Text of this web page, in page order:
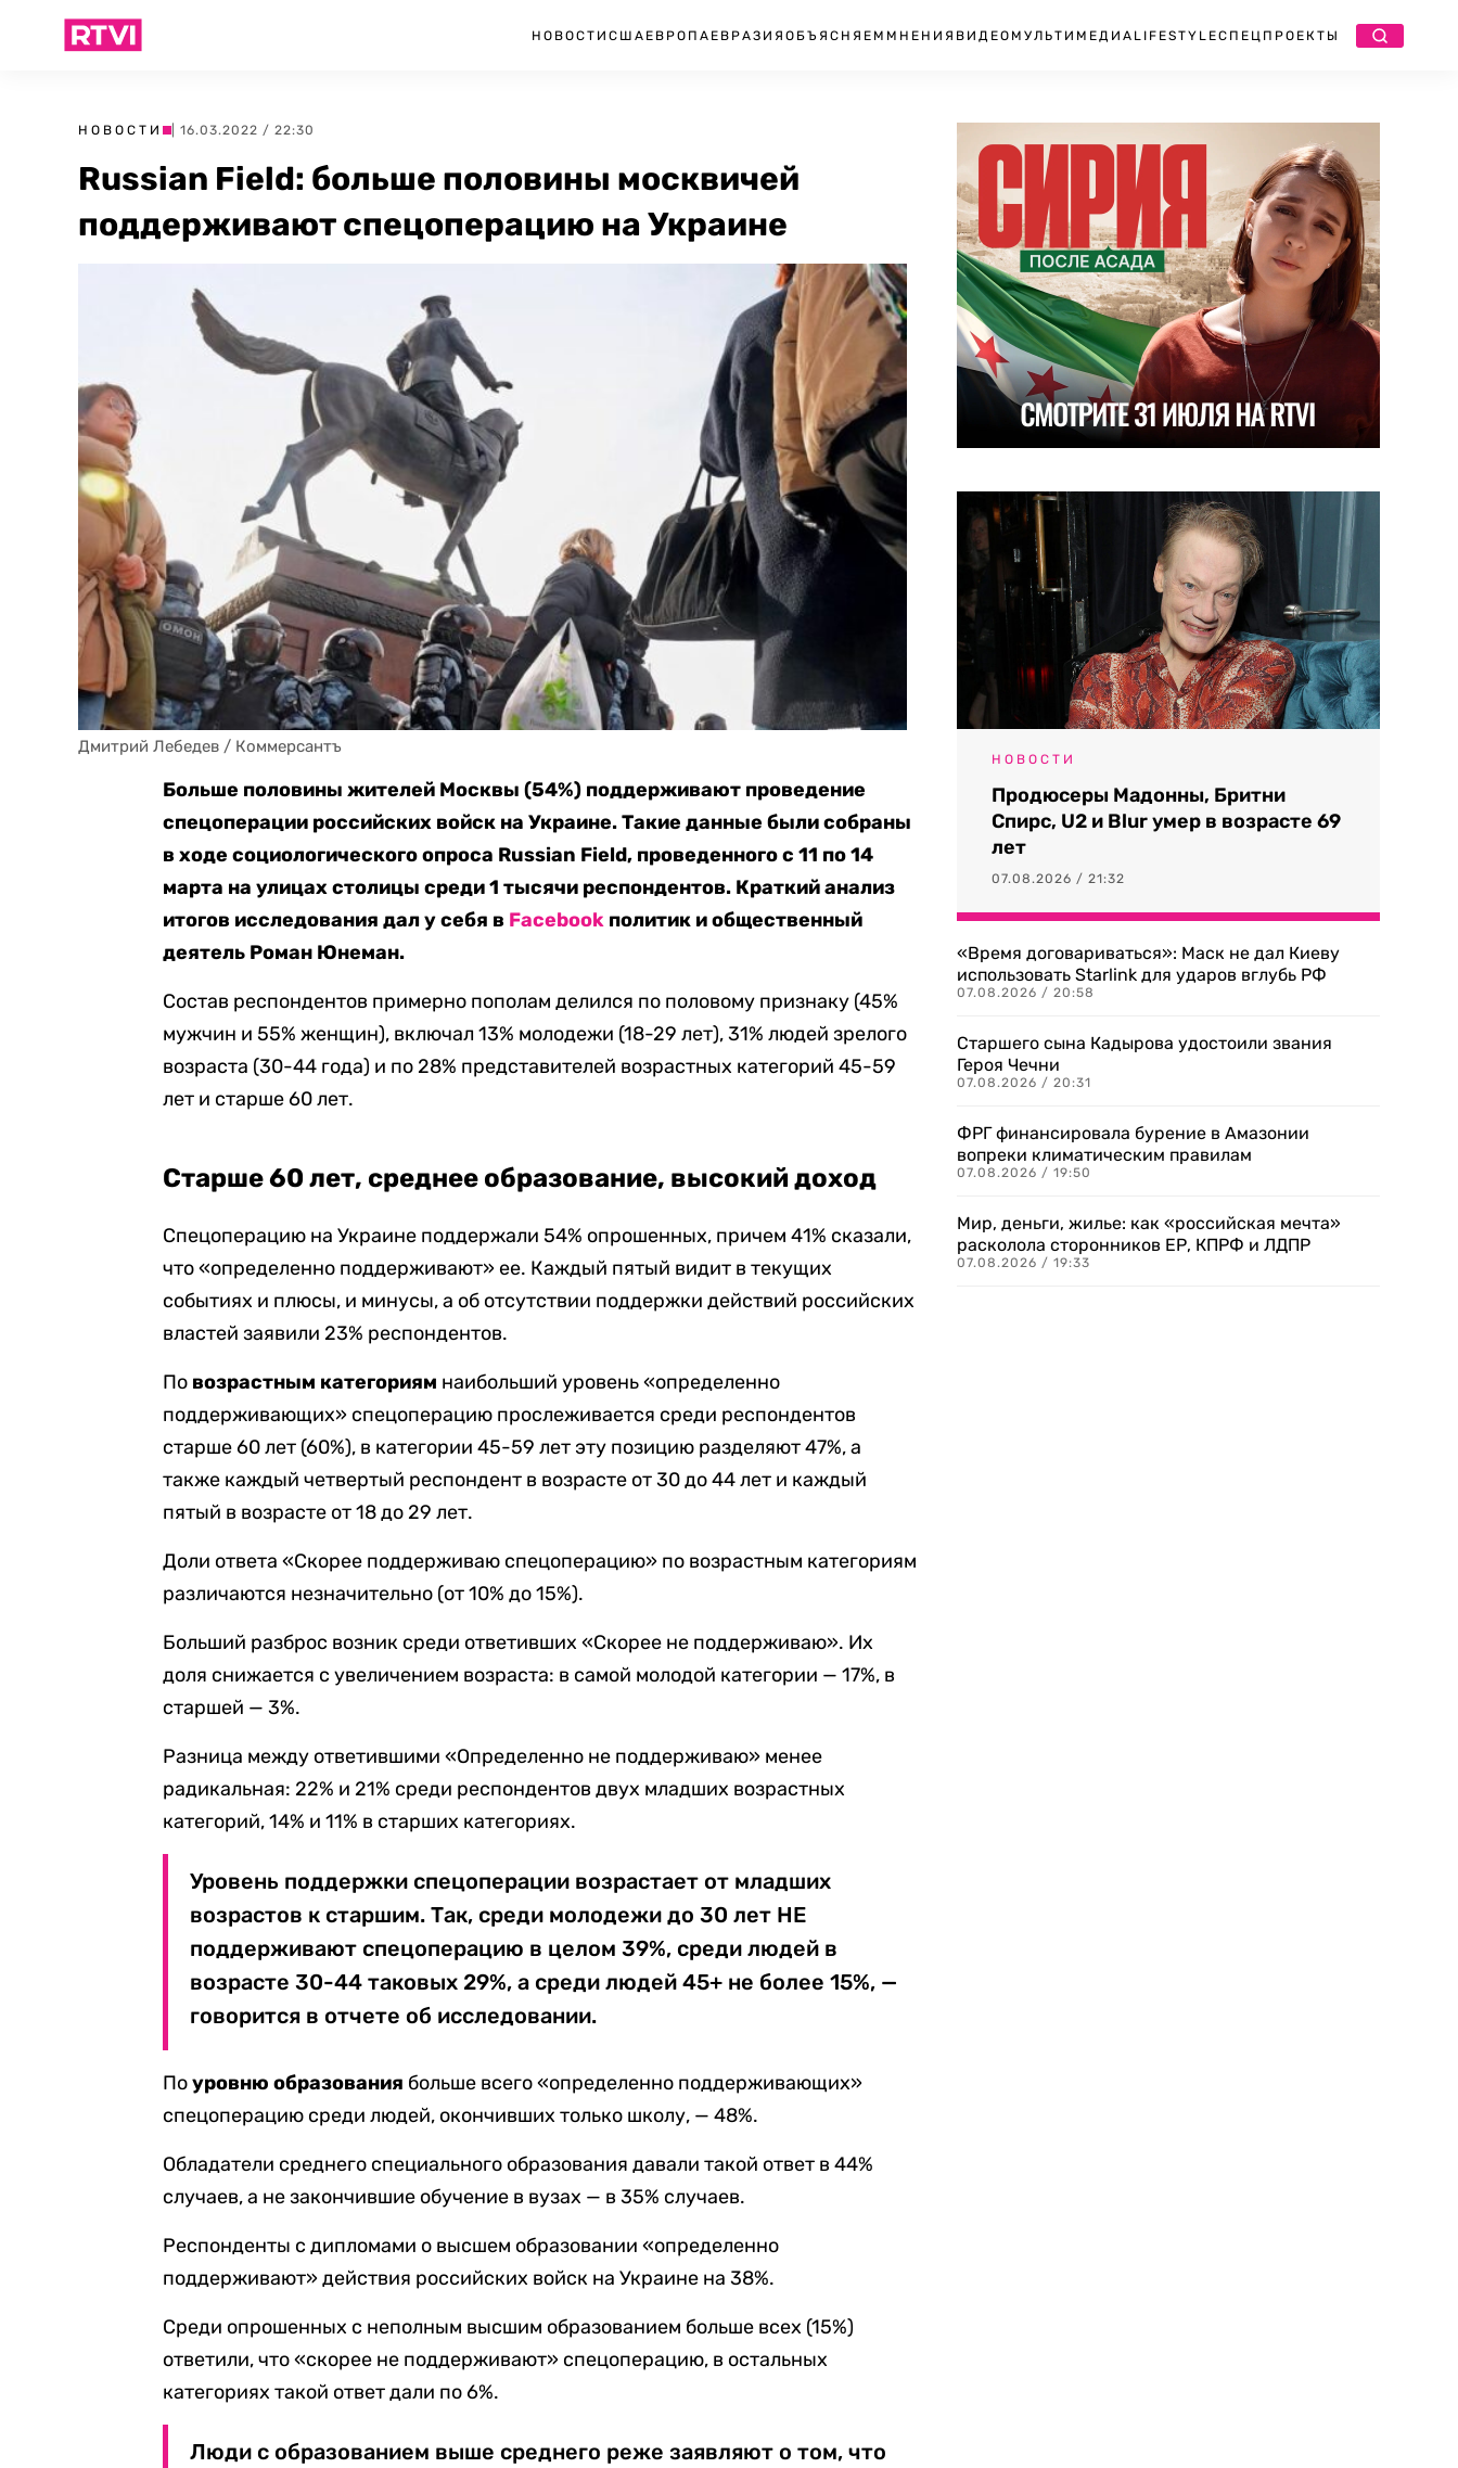
НОВОСТИ США ЕВРОПА ЕВРАЗИЯ ОБЪЯСНЯЕМ МНЕНИЯ ВИДЕО МУЛЬТИМЕДИА LIFESTYLEСПЕЦПРОЕКТЫ
НОВОСТИ | 16.03.2022 / 22:30
Russian Field: больше половины москвичей
поддерживают спецоперацию на Украине
Дмитрий Лебедев / Коммерсантъ
Больше половины жителей Москвы (54%) поддерживают проведение
спецоперации российских войск на Украине. Такие данные были собраны
в ходе социологического опроса Russian Field, проведенного с 11 по 14
марта на улицах столицы среди 1 тысячи респондентов. Краткий анализ
итогов исследования дал у себя в Facebook политик и общественный
деятель Роман Юнеман.
Состав респондентов примерно пополам делился по половому признаку (45%
мужчин и 55% женщин), включал 13% молодежи (18-29 лет), 31% людей зрелого
возраста (30-44 года) и по 28% представителей возрастных категорий 45-59
лет и старше 60 лет.
Старше 60 лет, среднее образование, высокий доход
Спецоперацию на Украине поддержали 54% опрошенных, причем 41% сказали,
что «определенно поддерживают» ее. Каждый пятый видит в текущих
событиях и плюсы, и минусы, а об отсутствии поддержки действий российских
властей заявили 23% респондентов.
По возрастным категориям наибольший уровень «определенно
поддерживающих» спецоперацию прослеживается среди респондентов
старше 60 лет (60%), в категории 45-59 лет эту позицию разделяют 47%, а
также каждый четвертый респондент в возрасте от 30 до 44 лет и каждый
пятый в возрасте от 18 до 29 лет.
Доли ответа «Скорее поддерживаю спецоперацию» по возрастным категориям
различаются незначительно (от 10% до 15%).
Больший разброс возник среди ответивших «Скорее не поддерживаю». Их
доля снижается с увеличением возраста: в самой молодой категории — 17%, в
старшей — 3%.
Разница между ответившими «Определенно не поддерживаю» менее
радикальная: 22% и 21% среди респондентов двух младших возрастных
категорий, 14% и 11% в старших категориях.
Уровень поддержки спецоперации возрастает от младших
возрастов к старшим. Так, среди молодежи до 30 лет НЕ
поддерживают спецоперацию в целом 39%, среди людей в
возрасте 30-44 таковых 29%, а среди людей 45+ не более 15%, —
говорится в отчете об исследовании.
Поуровню образования больше всего «определенно поддерживающих»
спецоперацию среди людей, окончивших только школу, — 48%.
Обладатели среднего специального образования давали такой ответ в 44%
случаев, а не закончившие обучение в вузах — в 35% случаев.
Респонденты с дипломами о высшем образовании «определенно
поддерживают» действия российских войск на Украине на 38%.
Среди опрошенных с неполным высшим образованием больше всех (15%)
ответили, что «скорее не поддерживают» спецоперацию, в остальных
категориях такой ответ дали по 6%.
Люди с образованием выше среднего реже заявляют о том, что
НОВОСТИ
Продюсеры Мадонны, Бритни
Спирс, U2 и Blur умер в возрасте 69
лет
07.08.2026 / 21:32
«Время договариваться»: Маск не дал Киеву
использовать Starlink для ударов вглубь РФ
07.08.2026 / 20:58
Старшего сына Кадырова удостоили звания
Героя Чечни
07.08.2026 / 20:31
ФРГ финансировала бурение в Амазонии
вопреки климатическим правилам
07.08.2026 / 19:50
Мир, деньги, жилье: как «российская мечта»
расколола сторонников ЕР, КПРФ и ЛДПР
07.08.2026 / 19:33